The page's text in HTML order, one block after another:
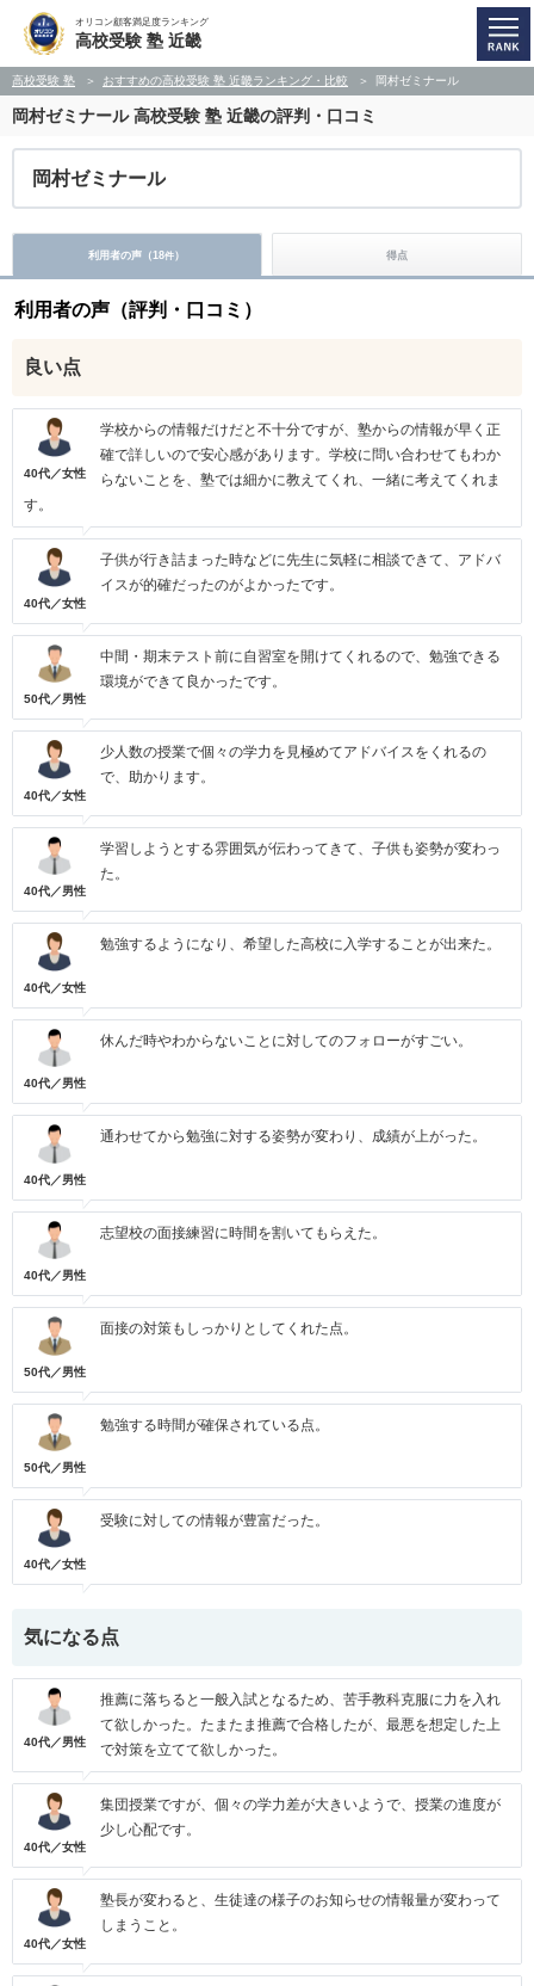
オリコン顧客満足度ランキング
高校受験 塾 近畿
高校受験 塾 おすすめの高校受験 塾 近畿ランキング・比較 岡村ゼミナール
岡村ゼミナール高校受験 塾 近畿の評判・口コミ
岡村ゼミナール
利用者の声（18件） 得点
利用者の声（評判・口コミ）
良い点
40代／女性
学校からの情報だけだと不十分ですが、塾からの情報が早く正
確で詳しいので安心感があります。学校に問い合わせてもわか
らないことを、塾では細かに教えてくれ、一緒に考えてくれま
す。
40代／女性
子供が行き詰まった時などに先生に気軽に相談できて、アドバ
イスが的確だったのがよかったです。
50代／男性
中間・期末テスト前に自習室を開けてくれるので、勉強できる
環境ができて良かったです。
40代／女性
少人数の授業で個々の学力を見極めてアドバイスをくれるの
で、助かります。
40代／男性
学習しようとする雰囲気が伝わってきて、子供も姿勢が変わっ
た。
40代／女性
勉強するようになり、希望した高校に入学することが出来た。
40代／男性
休んだ時やわからないことに対してのフォローがすごい。
40代／男性
通わせてから勉強に対する姿勢が変わり、成績が上がった。
40代／男性
志望校の面接練習に時間を割いてもらえた。
50代／男性
面接の対策もしっかりとしてくれた点。
50代／男性
勉強する時間が確保されている点。
40代／女性
受験に対しての情報が豊富だった。
気になる点
40代／男性
推薦に落ちると一般入試となるため、苦手教科克服に力を入れ
て欲しかった。たまたま推薦で合格したが、最悪を想定した上
で対策を立てて欲しかった。
40代／女性
集団授業ですが、個々の学力差が大きいようで、授業の進度が
少し心配です。
40代／女性
塾長が変わると、生徒達の様子のお知らせの情報量が変わって
しまうこと。